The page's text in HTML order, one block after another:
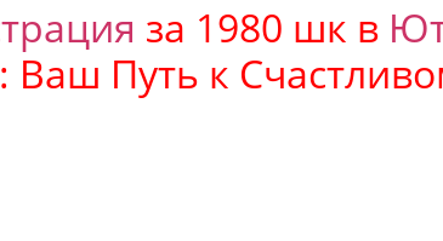
за 1980 шк в
Ваш Путь к